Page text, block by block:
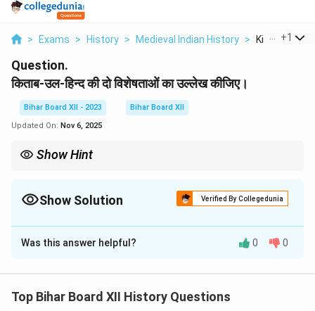
> Exams > History > Medieval Indian History > Kitab Ul Hind
+1
Question.
किताब-उल-हिन्द की दो विशेषताओं का उल्लेख कीजिए।
Bihar Board XII - 2023
Bihar Board XII
Updated On: Nov 6, 2025
Show Hint
Show Solution Verified By Collegedunia
Solution and Explanation
Step 1: Understanding the Concept:
Step 2: Detailed Explanation:
Was this answer helpful? 0 0
Top Bihar Board XII History Questions